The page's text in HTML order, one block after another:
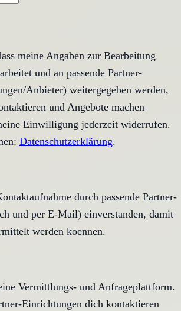
meine Angaben zur Bearbeitung
und an passende Partner-
Anbieter) weitergegeben werden,
und Angebote machen
Einwilligung jederzeit widerrufen.
Datenschutzerklärung.
durch passende Partner-
und per E-Mail) einverstanden, damit
werden koennen.
Vermittlungs- und Anfrageplattform.
Einrichtungen dich kontaktieren